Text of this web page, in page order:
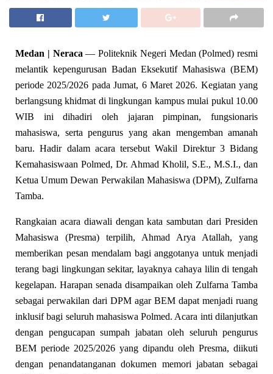
Medan | Neraca — Politeknik Negeri Medan (Polmed) resmi
melantik kepengurusan Badan Eksekutif Mahasiswa (BEM)
periode 2025/2026 pada Jumat, 6 Maret 2026. Kegiatan yang
berlangsung khidmat di lingkungan kampus mulai pukul 10.00
WIB ini dihadiri oleh jajaran pimpinan, fungsionaris
mahasiswa, serta pengurus yang akan mengemban amanah
baru. Hadir dalam acara tersebut Wakil Direktur 3 Bidang
Kemahasiswaan Polmed, Dr. Ahmad Kholil, S.E., M.S.I., dan
Ketua Umum Dewan Perwakilan Mahasiswa (DPM), Zulfarna
Tamba.
​Rangkaian acara diawali dengan kata sambutan dari Presiden
Mahasiswa (Presma) terpilih, Ahmad Arya Atallah, yang
memberikan pesan mendalam bagi anggotanya untuk menjadi
terang bagi lingkungan sekitar, layaknya cahaya lilin di tengah
kegelapan. Harapan senada disampaikan oleh Zulfarna Tamba
sebagai perwakilan dari DPM agar BEM dapat menjadi ruang
inklusif bagi seluruh mahasiswa Polmed. Acara inti dilanjutkan
dengan pengucapan sumpah jabatan oleh seluruh pengurus
BEM periode 2025/2026 yang dipandu oleh Presma, diikuti
dengan penandatanganan dokumen memori jabatan sebagai